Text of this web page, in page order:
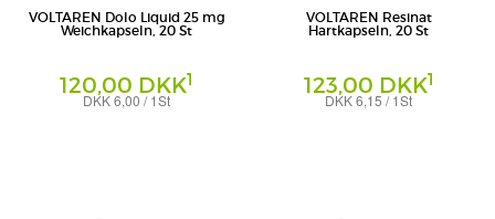
VOLTAREN Dolo Liquid 25 mg
Weichkapseln, 20 St
120,00 DKK1
DKK 6,00 / 1St
VOLTAREN Resinat
Hartkapseln, 20 St
123,00 DKK1
DKK 6,15 / 1St